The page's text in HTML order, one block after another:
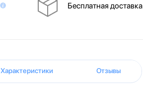
Бесплатная доставка
Характеристики Отзывы